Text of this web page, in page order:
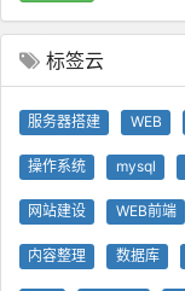
标签云
服务器搭建 WEB
操作系统 mysql
网站建设 WEB前端
内容整理 数据库